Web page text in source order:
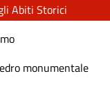
Abiti Storici
monumentale